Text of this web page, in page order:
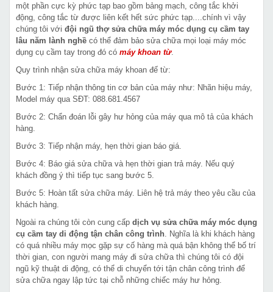
một phần cực kỳ phức tạp bao gồm bảng mạch, công tắc khởi
động, công tắc từ được liên kết hết sức phức tạp....chính vì vậy
chúng tôi với đội ngũ thợ sửa chữa máy móc dụng cụ cầm tay
lâu năm lành nghề có thể đảm bảo sửa chữa mọi loại máy móc
dụng cụ cầm tay trong đó có máy khoan từ.
Quy trình nhận sửa chữa máy khoan đế từ:
Bước 1: Tiếp nhận thông tin cơ bản của máy như: Nhãn hiệu máy,
Model máy qua SĐT: 088.681.4567
Bước 2: Chẩn đoán lỗi gây hư hỏng của máy qua mô tả của khách
hàng.
Bước 3: Tiếp nhận máy, hẹn thời gian báo giá.
Bước 4: Báo giá sửa chữa và hẹn thời gian trả máy. Nếu quý
khách đồng ý thì tiếp tục sang bước 5.
Bước 5: Hoàn tất sửa chữa máy. Liên hệ trả máy theo yêu cầu của
khách hàng.
Ngoài ra chúng tôi còn cung cấp dịch vụ sửa chữa máy móc dụng
cụ cầm tay di động tận chân công trình . Nghĩa là khi khách hàng
có quá nhiều máy mọc gặp sự cố hàng mà quá bận không thể bố trí
thời gian, con người mang máy đi sửa chữa thì chúng tôi có đội
ngũ kỹ thuật di động, có thể di chuyển tới tận chân công trình để
sửa chữa ngay lập tức tại chỗ những chiếc máy hư hỏng.